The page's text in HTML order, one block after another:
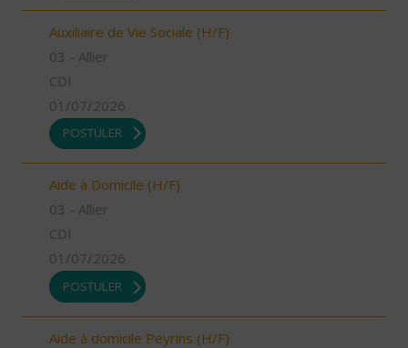
Auxiliaire de Vie Sociale (H/F)
03 - Allier
CDI
01/07/2026
POSTULER
Aide à Domicile (H/F)
03 - Allier
CDI
01/07/2026
POSTULER
Aide à domicile Peyrins (H/F)